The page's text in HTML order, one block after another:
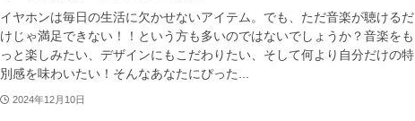
イヤホンは毎日の生活に欠かせないアイテム。でも、ただ音楽が聴けるだ
けじゃ満足できない！！という方も多いのではないでしょうか？音楽をも
っと楽しみたい、デザインにもこだわりたい、そして何より自分だけの特
別感を味わいたい！そんなあなたにぴった...
2024年12月10日